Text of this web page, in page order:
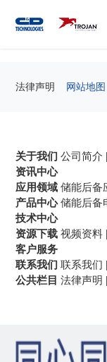
法律声明 网站地图
关于我们 公司简介
资讯中心
应用领域 储能后备
产品中心 储能后备
技术中心
资源下载 视频资料
客户服务
联系我们 联系我们
公共栏目 法律声明 |